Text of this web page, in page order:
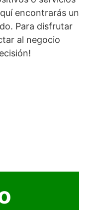
encontrarás un
Para disfrutar
al negocio